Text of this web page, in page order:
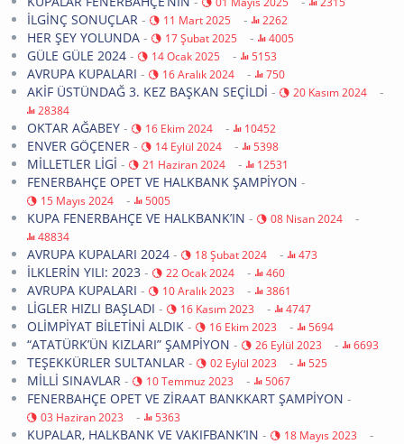
İLGİNÇ SONUÇLAR - 11 Mart 2025 - 2262
HER ŞEY YOLUNDA - 17 Şubat 2025 - 4005
GÜLE GÜLE 2024 - 14 Ocak 2025 - 5153
AVRUPA KUPALARI - 16 Aralık 2024 - 750
AKİF ÜSTÜNDAĞ 3. KEZ BAŞKAN SEÇİLDİ - 20 Kasım 2024 -
28384
OKTAR AĞABEY - 16 Ekim 2024 - 10452
ENVER GÖÇENER - 14 Eylül 2024 - 5398
MİLLETLER LİGİ - 21 Haziran 2024 - 12531
FENERBAHÇE OPET VE HALKBANK ŞAMPİYON -
15 Mayıs 2024 - 5005
KUPA FENERBAHÇE VE HALKBANK’IN - 08 Nisan 2024 -
48834
AVRUPA KUPALARI 2024 - 18 Şubat 2024 - 473
İLKLERİN YILI: 2023 - 22 Ocak 2024 - 460
AVRUPA KUPALARI - 10 Aralık 2023 - 3861
LİGLER HIZLI BAŞLADI - 16 Kasım 2023 - 4747
OLİMPİYAT BİLETİNİ ALDIK - 16 Ekim 2023 - 5694
“ATATÜRK’ÜN KIZLARI” ŞAMPİYON - 26 Eylül 2023 - 6693
TEŞEKKÜRLER SULTANLAR - 02 Eylül 2023 - 525
MİLLİ SINAVLAR - 10 Temmuz 2023 - 5067
FENERBAHÇE OPET VE ZİRAAT BANKKART ŞAMPİYON -
03 Haziran 2023 - 5363
KUPALAR, HALKBANK VE VAKIFBANK’IN - 18 Mayıs 2023 -